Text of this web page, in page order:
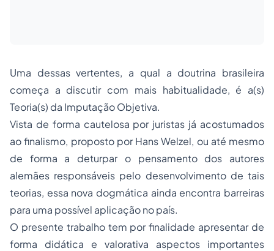
Uma dessas vertentes, a qual a doutrina brasileira
começa a discutir com mais habitualidade, é a(s)
Teoria(s) da Imputação Objetiva.
Vista de forma cautelosa por juristas já acostumados
ao finalismo, proposto por Hans Welzel, ou até mesmo
de forma a deturpar o pensamento dos autores
alemães responsáveis pelo desenvolvimento de tais
teorias, essa nova dogmática ainda encontra barreiras
para uma possível aplicação no país.
O presente trabalho tem por finalidade apresentar de
forma didática e valorativa aspectos importantes